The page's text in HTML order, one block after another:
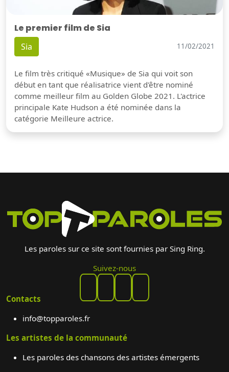
Le premier film de Sia
Sia 11/02/2021
Le film très critiqué «Musique» de Sia qui voit son
début en tant que réalisatrice vient d'être nominé
comme meilleur film au Golden Globe 2021. L'actrice
principale Kate Hudson a été nominée dans la
catégorie Meilleure actrice.
Les paroles sur ce site sont fournies par Sing Ring.
Suivez-nous
Contacts
info@topparoles.fr
Les artistes de la communauté
Les paroles des chansons des artistes émergents